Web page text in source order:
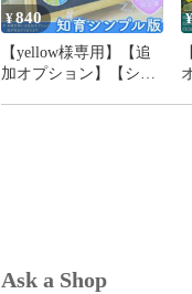
レンジ）週間予定表 女
の子用 お支度ボード
スケジュール表 絵カー
ド 視覚支
¥840
【yellow様専用】【追
加オプション】【シン
¥
Ask a Shop